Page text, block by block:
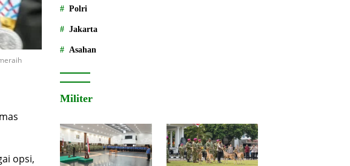
opsi,
Polri
Jakarta
Asahan
Militer